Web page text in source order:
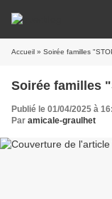
Accueil » Soirée familles
Soirée familles
Publié le 01/04/2025 à
Par amicale-graulhet